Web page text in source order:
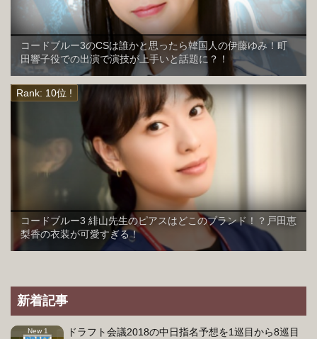
コードブルー3のCSは誰かと思ったら韓国人の伊藤ゆみ！町
田響子役での出演で演技が上手いと話題に？！
コードブルー3 緋山先生のピアスはどこのブランド！？戸田恵
梨香の衣装が可愛すぎる！
新着記事
ドラフト会議2018の中日指名予想を1巡目から8巡目